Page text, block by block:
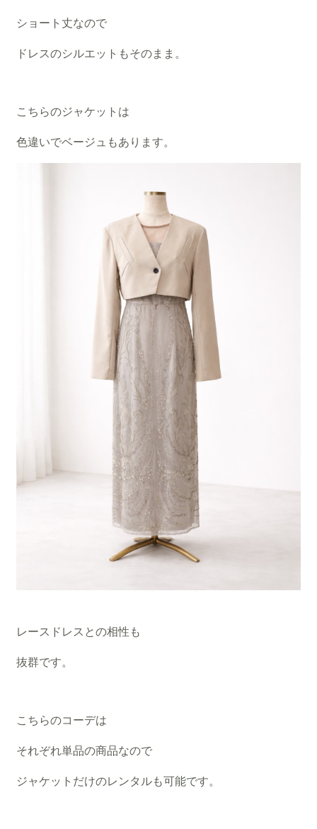
ショート丈なので
ドレスのシルエットもそのまま。
こちらのジャケットは
色違いでベージュもあります。
レースドレスとの相性も
抜群です。
こちらのコーデは
それぞれ単品の商品なので
ジャケットだけのレンタルも可能です。